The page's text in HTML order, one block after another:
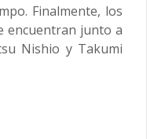
Finalmente, los
encuentran junto a
Nishio y Takumi